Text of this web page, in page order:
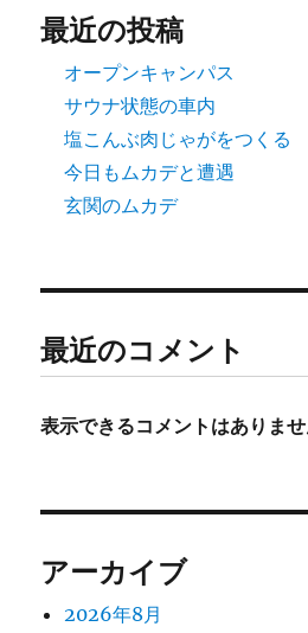
最近の投稿
オープンキャンパス
サウナ状態の車内
塩こんぶ肉じゃがをつくる
今日もムカデと遭遇
玄関のムカデ
最近のコメント
表示できるコメントはありませ
アーカイブ
2026年8月